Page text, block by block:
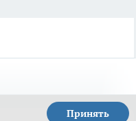
Принять